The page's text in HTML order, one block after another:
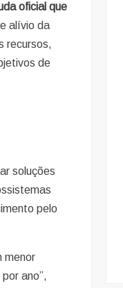
oficial que
alívio da
recursos,
de
soluções
pelo
menor
ano”,